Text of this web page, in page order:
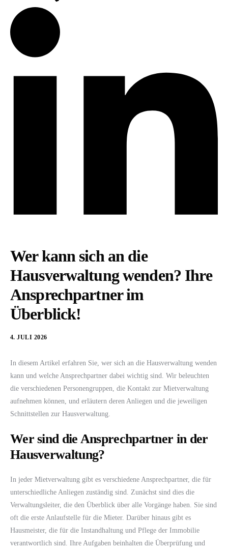
Wer kann sich an die
Hausverwaltung wenden? Ihre
Ansprechpartner im
Überblick!
4. JULI 2026
In diesem Artikel erfahren Sie, wer sich an die Hausverwaltung wenden
kann und welche Ansprechpartner dabei wichtig sind. Wir beleuchten
die verschiedenen Personengruppen, die Kontakt zur Mietverwaltung
aufnehmen können, und erläutern deren Anliegen und die jeweiligen
Schnittstellen zur Hausverwaltung.
Wer sind die Ansprechpartner in der
Hausverwaltung?
In jeder Mietverwaltung gibt es verschiedene Ansprechpartner, die für
unterschiedliche Anliegen zuständig sind. Zunächst sind dies die
Verwaltungsleiter, die den Überblick über alle Vorgänge haben. Sie sind
oft die erste Anlaufstelle für die Mieter. Darüber hinaus gibt es
Hausmeister, die für die Instandhaltung und Pflege der Immobilie
verantwortlich sind. Ihre Aufgaben beinhalten die Überprüfung und